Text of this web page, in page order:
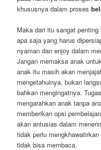
khususnya dalam proses
Maka dari itu sangat
apa saja yang harus
nyaman dan enjoy dalam
Jangan memaksa anak
anak itu masih akan
mengetahuinya, bukan
bahkan mengingatnya.
mengarahkan anak tanpa
memberikan opsi
akan antusias dalam
tidak perlu
tidak bisa membaca.